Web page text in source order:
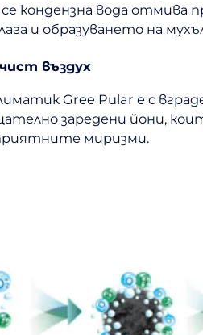
кондензна вода отмива
и образуването на
въздух
Gree Pular е с
заредени йони,
миризми.